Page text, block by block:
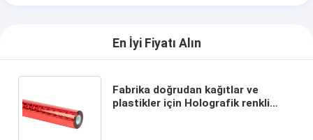
En İyi Fiyatı Alın
Fabrika doğrudan kağıtlar ve
plastikler için Holografik renkli